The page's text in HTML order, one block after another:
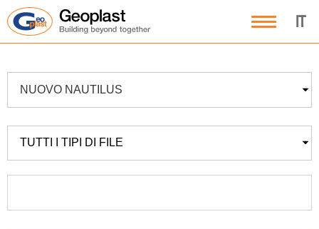
IT
NUOVO NAUTILUS
TUTTI I TIPI DI FILE